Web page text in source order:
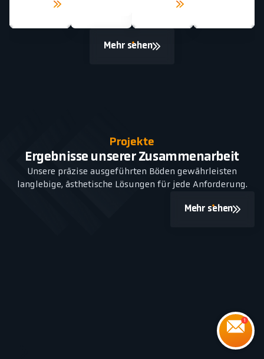
Mehr sehen
Projekte
Ergebnisse unserer Zusammenarbeit
Unsere präzise ausgeführten Böden gewährleisten
langlebige, ästhetische Lösungen für jede Anforderung.
Mehr sehen